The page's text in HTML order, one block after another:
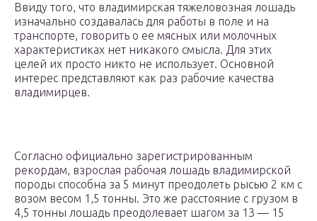
Ввиду того, что владимирская тяжеловозная лошадь
изначально создавалась для работы в поле и на
транспорте, говорить о ее мясных или молочных
характеристиках нет никакого смысла. Для этих
целей их просто никто не использует. Основной
интерес представляют как раз рабочие качества
владимирцев.
Согласно официально зарегистрированным
рекордам, взрослая рабочая лошадь владимирской
породы способна за 5 минут преодолеть рысью 2 км с
возом весом 1,5 тонны. Это же расстояние с грузом в
4,5 тонны лошадь преодолевает шагом за 13 — 15